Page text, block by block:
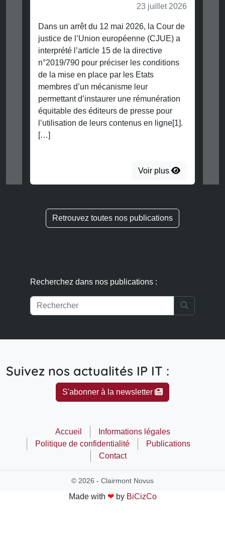
23 juillet 2026
Dans un arrêt du 12 mai 2026, la Cour de
justice de l’Union européenne (CJUE) a
interprété l’article 15 de la directive
n°2019/790 pour préciser les conditions
de la mise en place par les Etats
membres d’un mécanisme leur
permettant d’instaurer une rémunération
équitable des éditeurs de presse pour
l’utilisation de leurs contenus en ligne[1].
[…]
Voir plus
Retrouvez toutes nos publications
Recherchez dans nos publications :
Suivez nos actualités IP IT :
S'abonner à la newsletter
Accueil
Informations légales
Politique de confidentialité
Publications
Contact
© 2026 - Clairmont Novus
Made with ❤by BiCizCo